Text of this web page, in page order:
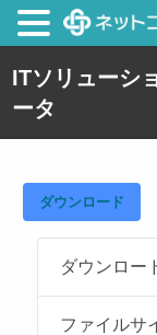
ITソリューシ
ータ
ダウンロード
ダウンロー
ファイルサ